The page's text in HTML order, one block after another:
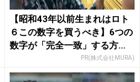
【昭和43年以前生まれはロト
６この数字を買うべき】6つの
数字が「完全一致」する方...
PR(株式会社MURA)